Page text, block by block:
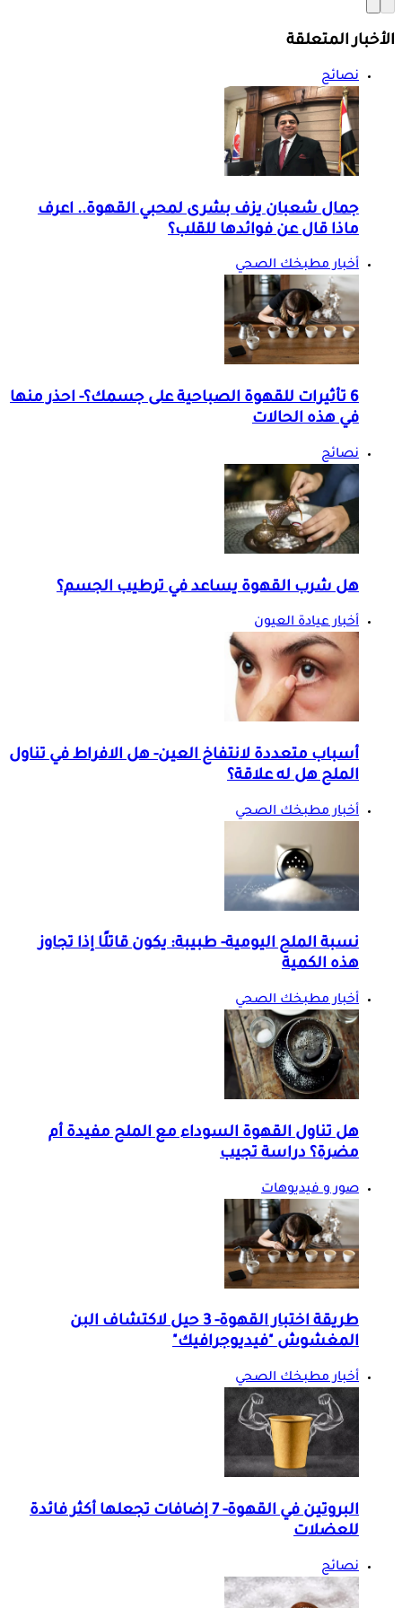
الأخبار المتعلقة
نصائح
جمال شعبان يزف بشرى لمحبي القهوة.. اعرف
ماذا قال عن فوائدها للقلب؟
أخبار مطبخك الصحي
6 تأثيرات للقهوة الصباحية على جسمك؟- احذر منها
في هذه الحالات
نصائح
هل شرب القهوة يساعد في ترطيب الجسم؟
أخبار عيادة العيون
أسباب متعددة لانتفاخ العين- هل الافراط في تناول
الملح هل له علاقة؟
أخبار مطبخك الصحي
نسبة الملح اليومية- طبيبة: يكون قاتلًا إذا تجاوز
هذه الكمية
أخبار مطبخك الصحي
هل تناول القهوة السوداء مع الملح مفيدة أم
مضرة؟ دراسة تجيب
صور و فيديوهات
طريقة اختبار القهوة- 3 حيل لاكتشاف البن
المغشوش "فيديوجرافيك"
أخبار مطبخك الصحي
البروتين في القهوة- 7 إضافات تجعلها أكثر فائدة
للعضلات
نصائح